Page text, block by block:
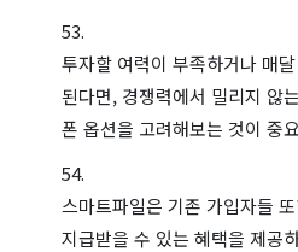
투자할 여력이 부족하거나 매
된다면, 경쟁력에서 밀리지 않
폰 옵션을 고려해보는 것이 중
스마트파일은 기존 가입자들
지급받을 수 있는 혜택을 제공